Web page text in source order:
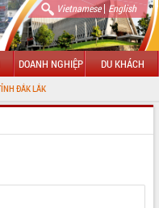
Vietnamese| English
DOANH NGHIỆP DU KHÁCH